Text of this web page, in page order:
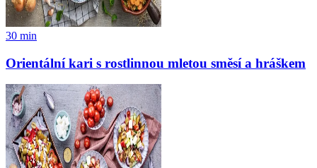
30 min
Orientální kari s rostlinnou mletou směsí a hráškem